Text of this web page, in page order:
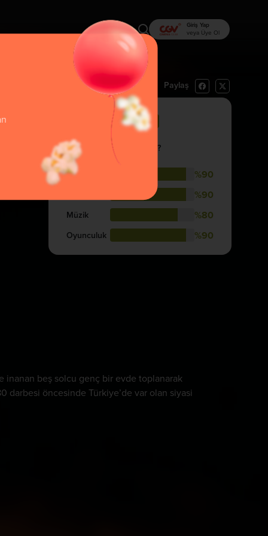
Giriş Yap
veya Üye Ol
İzlemek İstiyorum Paylaş
İzlemelisin
İzleyenler Nasıl Buldular?
Hikaye %90
%90
Müzik %80
Oyunculuk %90
inanan beş solcu genç bir evde toplanarak
darbesi öncesinde Türkiye’de var olan siyasi